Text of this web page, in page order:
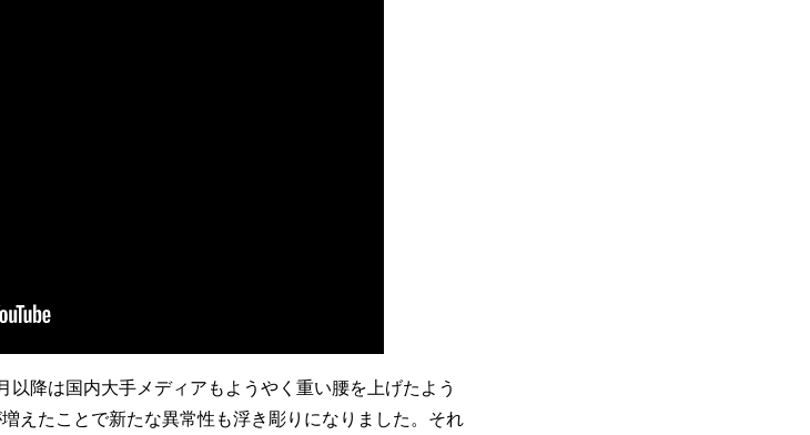
降は国内大手メディアもようやく重い腰を上げたよう
えたことで新たな異常性も浮き彫りになりました。それ